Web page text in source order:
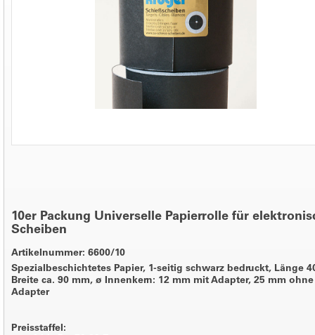
10er Packung Universelle Papierrolle für
Scheiben
Artikelnummer: 6600/10
Spezialbeschichtetes Papier, 1-seitig schwarz bedruckt, Länge
Breite ca. 90 mm, ø Innenkern: 12 mm mit Adapter, 25 mm ohne
Adapter
Preisstaffel: